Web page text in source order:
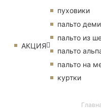
АКЦИЯ
пуховики
пальто
пальто из
пальто
пальто на
куртки